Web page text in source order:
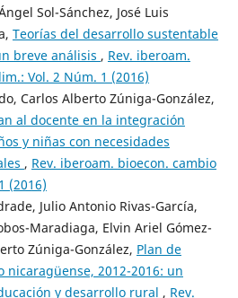
Sol-Sánchez, José Luis
Teorías del desarrollo sustentable
breve análisis , Rev. iberoam.
Vol. 2 Núm. 1 (2016)
Carlos Alberto Zúniga-González,
al docente en la integración
y niñas con necesidades
, Rev. iberoam. bioecon. cambio
(2016)
Julio Antonio Rivas-García,
Maradiaga, Elvin Ariel Gómez-
Zúniga-González, Plan de
nicaragüense, 2012-2016: un
y desarrollo rural , Rev.